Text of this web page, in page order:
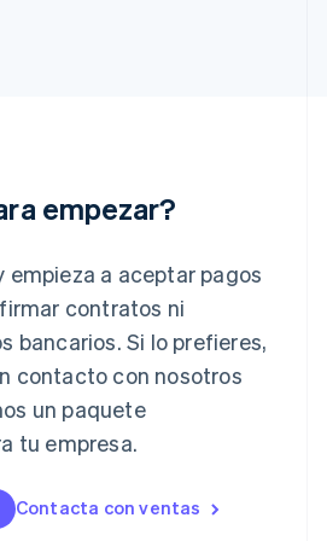
empezar?
empieza a aceptar pagos
contratos ni
bancarios. Si lo prefieres,
contacto con nosotros
un paquete
tu empresa.
Contacta con ventas